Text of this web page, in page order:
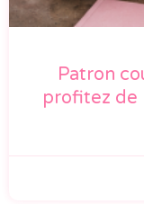
Patron
profitez de